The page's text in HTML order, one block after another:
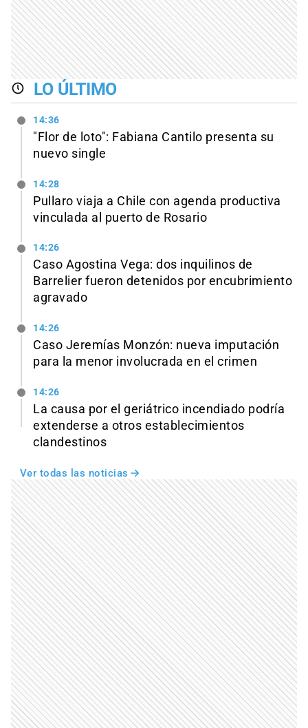
LO ÚLTIMO
14:36
"Flor de loto": Fabiana Cantilo presenta su
nuevo single
14:28
Pullaro viaja a Chile con agenda productiva
vinculada al puerto de Rosario
14:26
Caso Agostina Vega: dos inquilinos de
Barrelier fueron detenidos por encubrimiento
agravado
14:26
Caso Jeremías Monzón: nueva imputación
para la menor involucrada en el crimen
14:26
La causa por el geriátrico incendiado podría
extenderse a otros establecimientos
clandestinos
Ver todas las noticias